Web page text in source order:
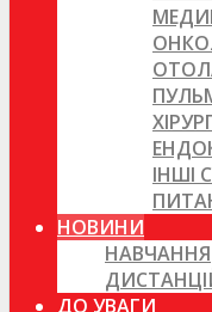
ІНШІ
НОВИНИ
НАВЧАННЯ
ДО УВАГИ